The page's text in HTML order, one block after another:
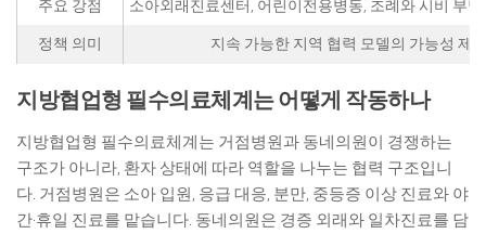
주요 강점 소아외래진료센터, 어린이전용병동, 조례와 시비 부
정책 의미 지속 가능한 지역 협력 모델의 가능성 제
지방협업형 필수의료체계는 어떻게 작동하나
지방협업형 필수의료체계는 거점병원과 동네의원이 경쟁하는
구조가 아니라, 환자 상태에 따라 역할을 나누는 협력 구조입니
다. 거점병원은 소아 입원, 응급 대응, 분만, 중등증 이상 진료와 야
간·휴일 진료를 맡습니다. 동네의원은 경증 외래와 일차진료를 담